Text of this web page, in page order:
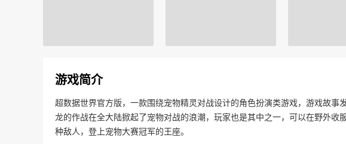
游戏简介
超数据世界官方版，一款围绕宠物精灵对战设计的角色扮演类游戏，游戏故事
龙的作战在全大陆掀起了宠物对战的浪潮，玩家也是其中之一，可以在野外收
种敌人，登上宠物大赛冠军的王座。